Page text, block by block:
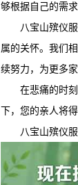
够根据自己的需
八宝山殡仪
属的关怀。我们
续努力，为更多
在悲痛的时刻
下，您的亲人将
八宝山殡仪